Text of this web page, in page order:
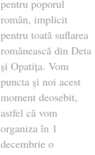
pentru poporul
român, implicit
pentru toată suflarea
românească din Deta
și Opatița. Vom
puncta și noi acest
moment deosebit,
astfel că vom
organiza în 1
decembrie o